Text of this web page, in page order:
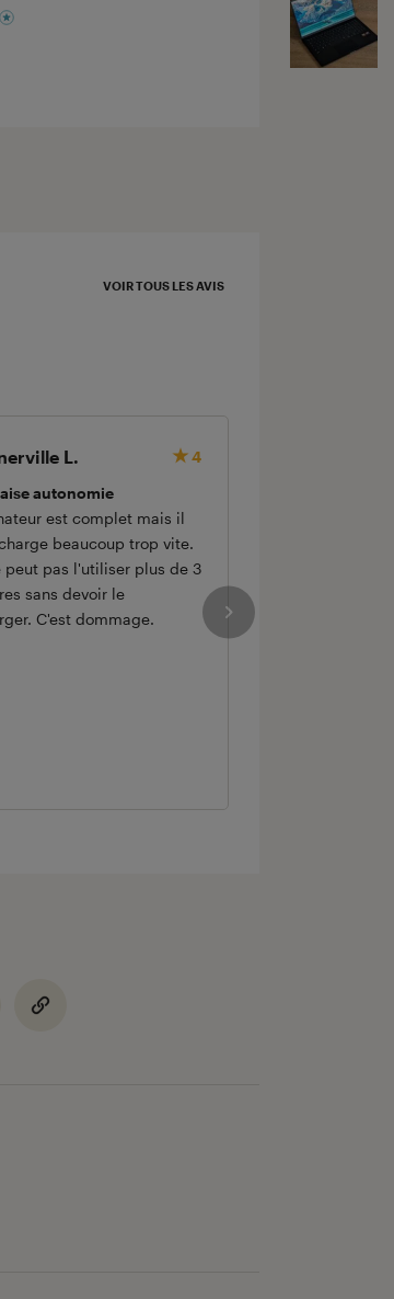
VOIR TOUS LES AVIS
L.
4
autonomie
est complet mais il
beaucoup trop vite.
peut pas l'utiliser plus de 3
sans devoir le
C'est dommage.